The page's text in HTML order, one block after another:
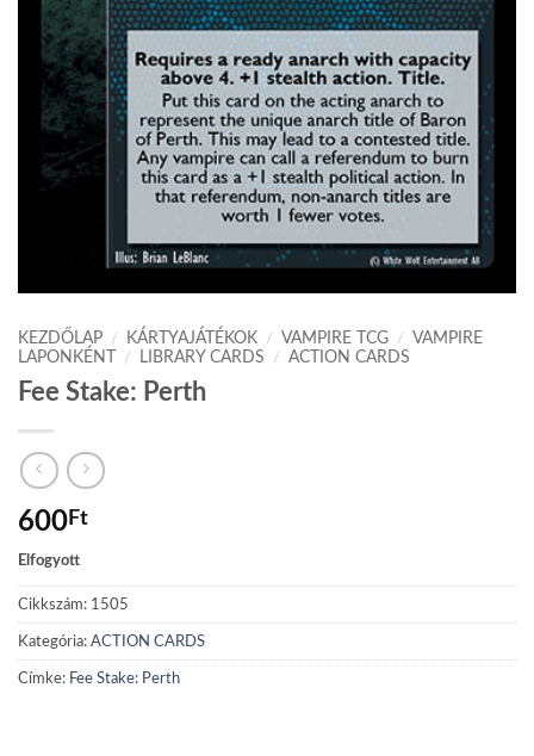
KEZDŐLAP / KÁRTYAJÁTÉKOK / VAMPIRE TCG /
VAMPIRE
LAPONKÉNT
/ LIBRARY CARDS / ACTION CARDS
Fee Stake: Perth
600Ft
Elfogyott
Cikkszám: 1505
Kategória: ACTION CARDS
Címke: Fee Stake: Perth